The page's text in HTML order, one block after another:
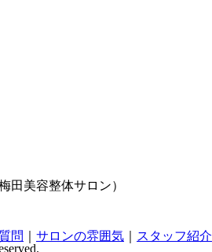
田美容整体サロン）
問 サロンの雰囲気 スタッフ紹介